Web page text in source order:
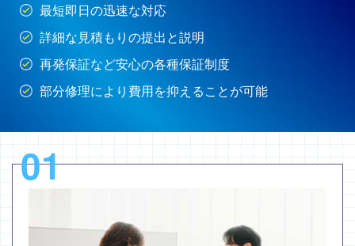
最短即日の迅速な対応
詳細な見積もりの提出と説明
再発保証など安心の各種保証制度
部分修理により費用を抑えることが可能
01